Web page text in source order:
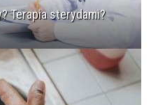
Terapia sterydami?